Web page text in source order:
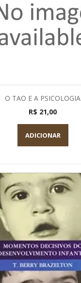
O TAO E A PSICOLOGIA
R$ 21,00
ADICIONAR